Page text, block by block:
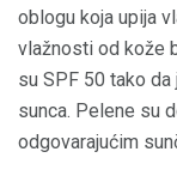
oblogu koja upija
vlažnosti od kože
su SPF 50 tako
sunca. Pelene su
odgovarajućim